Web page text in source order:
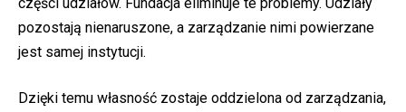
pozostają nienaruszone, a zarządzanie nimi powierzane
jest samej instytucji.
Dzięki temu własność zostaje oddzielona od zarządzania,